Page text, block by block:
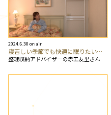
2024.6.30 on air
寝苦しい季節でも快適に眠りたい…
整理収納アドバイザーの赤工友里さん